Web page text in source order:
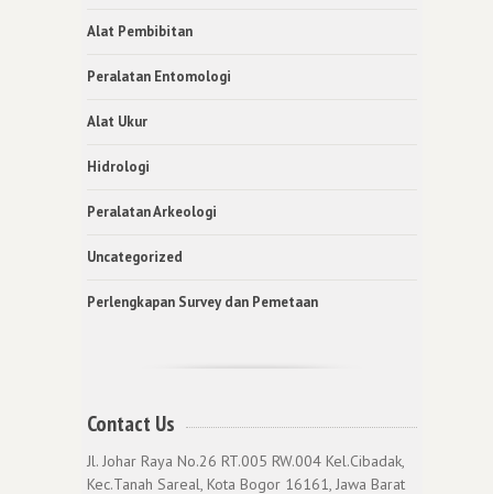
Alat Pembibitan
Peralatan Entomologi
Alat Ukur
Hidrologi
Peralatan Arkeologi
Uncategorized
Perlengkapan Survey dan Pemetaan
Contact Us
Jl. Johar Raya No.26 RT.005 RW.004 Kel.Cibadak,
Kec.Tanah Sareal, Kota Bogor 16161, Jawa Barat